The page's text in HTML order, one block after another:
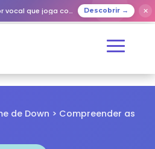
com os seus entes queridos Descobrir → ✕
de Down > Compreender as